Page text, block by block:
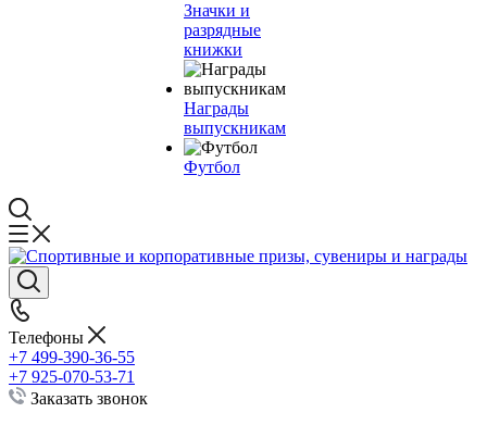
Значки и
разрядные
книжки
Награды
выпускникам
Футбол
Телефоны
+7 499-390-36-55
+7 925-070-53-71
Заказать звонок